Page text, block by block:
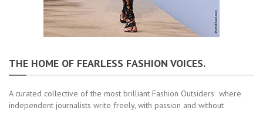
THE HOME OF FEARLESS FASHION VOICES.
A curated collective of the most brilliant Fashion Outsiders where
independent journalists write freely, with passion and without